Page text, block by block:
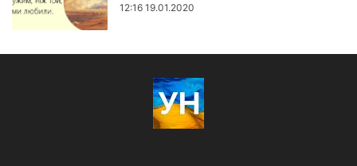
12:16 19.01.2020